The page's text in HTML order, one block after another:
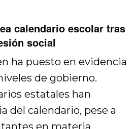
calendario escolar tras
social
ha puesto en evidencia
de gobierno.
estatales han
del calendario, pese a
en materia